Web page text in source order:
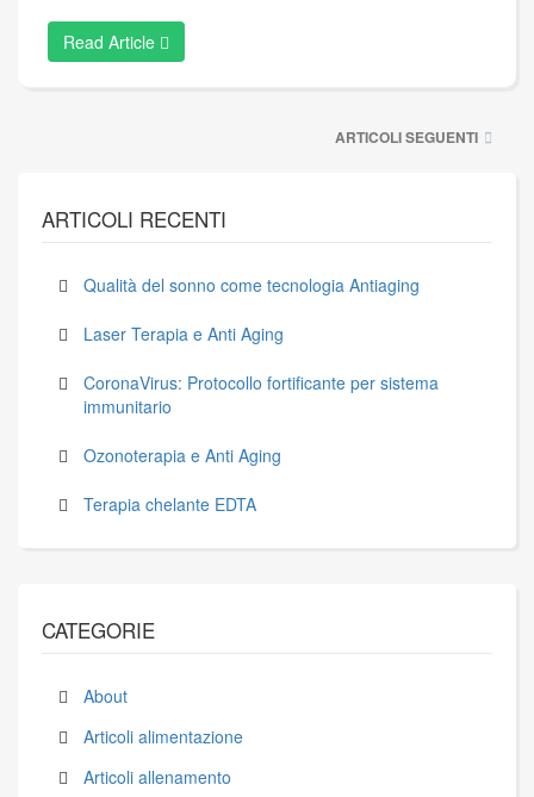
Read Article
ARTICOLI SEGUENTI
ARTICOLI RECENTI
Qualità del sonno come tecnologia Antiaging
Laser Terapia e Anti Aging
CoronaVirus: Protocollo fortificante per sistema
immunitario
Ozonoterapia e Anti Aging
Terapia chelante EDTA
CATEGORIE
About
Articoli alimentazione
Articoli allenamento